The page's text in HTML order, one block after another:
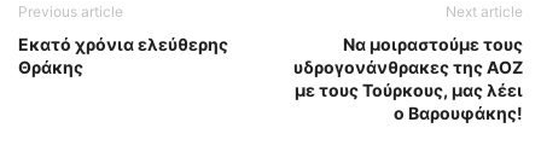
Previous article
Εκατό χρόνια ελεύθερης
Θράκης
Next article
Να μοιραστούμε τους
υδρογονάνθρακες της ΑΟΖ
με τους Τούρκους, μας λέει
ο Βαρουφάκης!